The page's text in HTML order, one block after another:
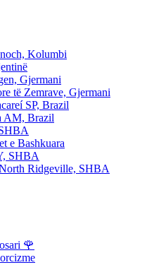
Kolumbi
Gjermani
të Zemrave, Gjermani
SP, Brazil
AM, Brazil
e Bashkuara
SHBA
Ridgeville, SHBA
🌹